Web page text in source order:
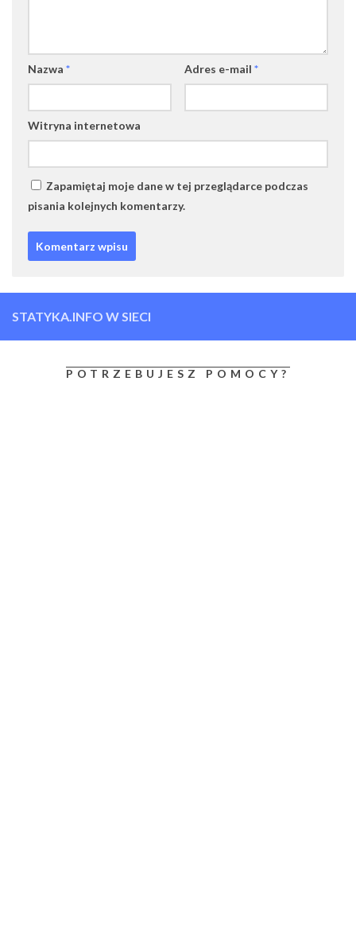
Nazwa * Adres e-mail *
Witryna internetowa
Zapamiętaj moje dane w tej przeglądarce podczas
pisania kolejnych komentarzy.
STATYKA.INFO W SIECI
POTRZEBUJESZ POMOCY?